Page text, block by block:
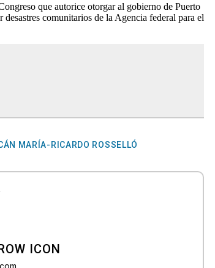
que autorice otorgar al gobierno de Puerto
comunitarios de la Agencia federal para el
MARÍA-RICARDO ROSSELLÓ